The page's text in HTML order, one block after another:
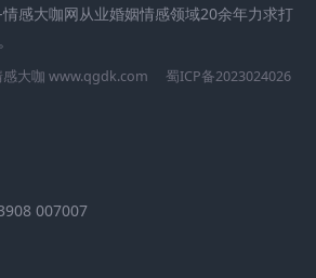
感大咖网从业婚姻情感领域20余年力求打
大咖 www.qgdk.com
蜀ICP备2023024026
007007